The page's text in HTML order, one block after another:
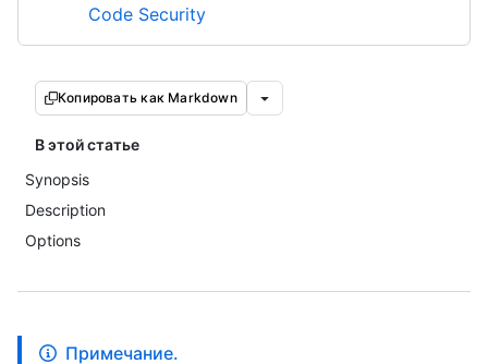
Code Security
Копировать как Markdown
В этой статье
Synopsis
Description
Options
Примечание.